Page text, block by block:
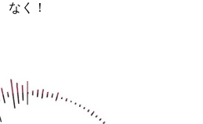
なく！